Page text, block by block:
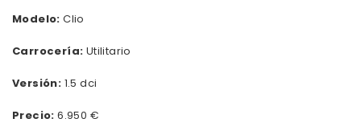
Modelo: Clio
Carrocería: Utilitario
Versión: 1.5 dci
Precio: 6.950 €